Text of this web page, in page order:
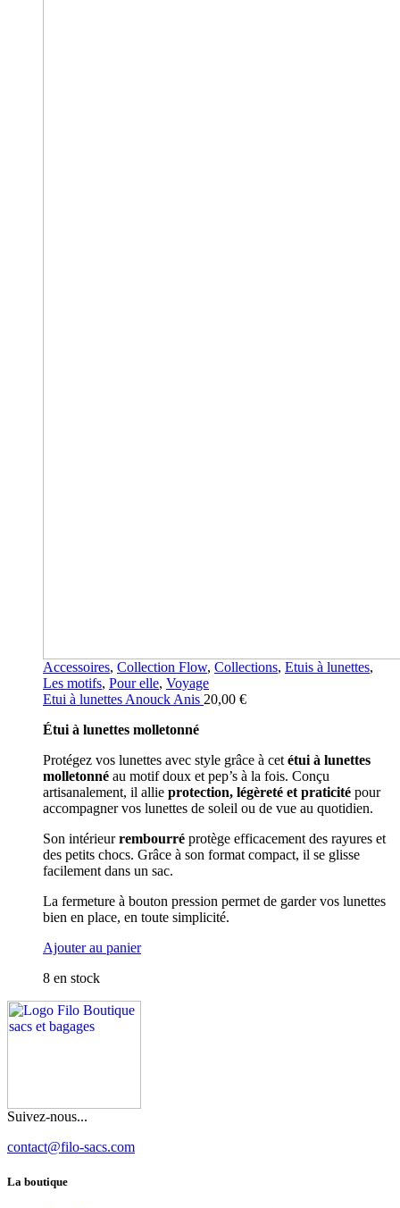
Accessoires, Collection Flow, Collections, Etuis à lunettes,
Les motifs, Pour elle, Voyage
Etui à lunettes Anouck Anis 20,00 €
Étui à lunettes molletonné
Protégez vos lunettes avec style grâce à cet étui à lunettes
molletonné au motif doux et pep’s à la fois. Conçu
artisanalement, il allie protection, légèreté et praticité pour
accompagner vos lunettes de soleil ou de vue au quotidien.
Son intérieurrembourré protège efficacement des rayures et
des petits chocs. Grâce à son format compact, il se glisse
facilement dans un sac.
La fermeture à bouton pression permet de garder vos lunettes
bien en place, en toute simplicité.
Ajouter au panier
8 en stock
Suivez-nous...
contact@filo-sacs.com
La boutique